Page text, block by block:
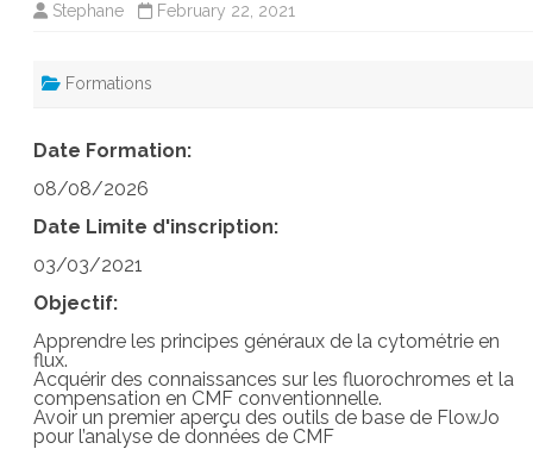
Stephane February 22, 2021
Formations
Date Formation:
08/08/2026
Date Limite d'inscription:
03/03/2021
Objectif:
Apprendre les principes généraux de la cytométrie en
flux.
Acquérir des connaissances sur les fluorochromes et la
compensation en CMF conventionnelle.
Avoir un premier aperçu des outils de base de FlowJo
pour l’analyse de données de CMF